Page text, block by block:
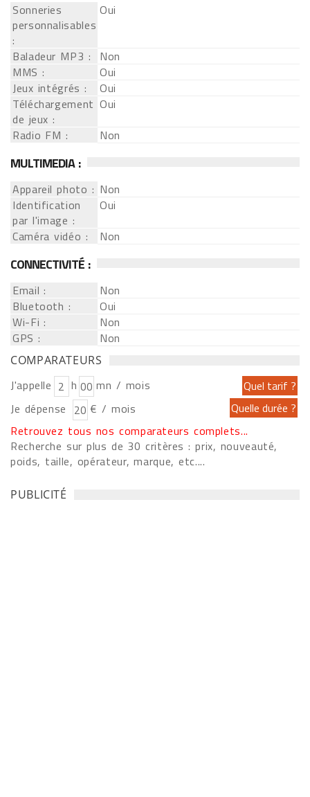
Sonneries
personnalisables
:
Oui
Baladeur MP3 :
Non
MMS :
Oui
Jeux intégrés :
Oui
Téléchargement
de jeux :
Oui
Radio FM :
Non
MULTIMEDIA :
Appareil photo : Non
Identification
par l'image :
Oui
Caméra vidéo :
Non
CONNECTIVITÉ :
Email :
Non
Bluetooth :
Oui
Wi-Fi :
Non
GPS :
Non
COMPARATEURS
J'appelle h
mn / mois
Je dépense
€ / mois
Retrouvez tous nos comparateurs complets...
Recherche sur plus de 30 critères : prix, nouveauté,
poids, taille, opérateur, marque, etc....
PUBLICITÉ